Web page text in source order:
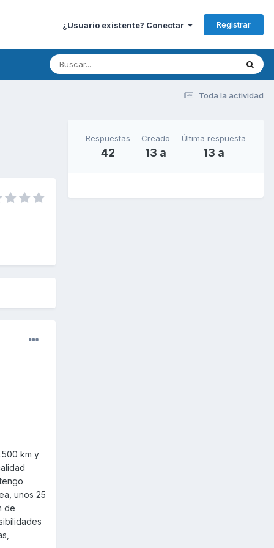
¿Usuario existente? Conectar Registrar
Toda la actividad
km y
unos 25
de
Respuestas
42
Creado
13 a
Última respuesta
13 a